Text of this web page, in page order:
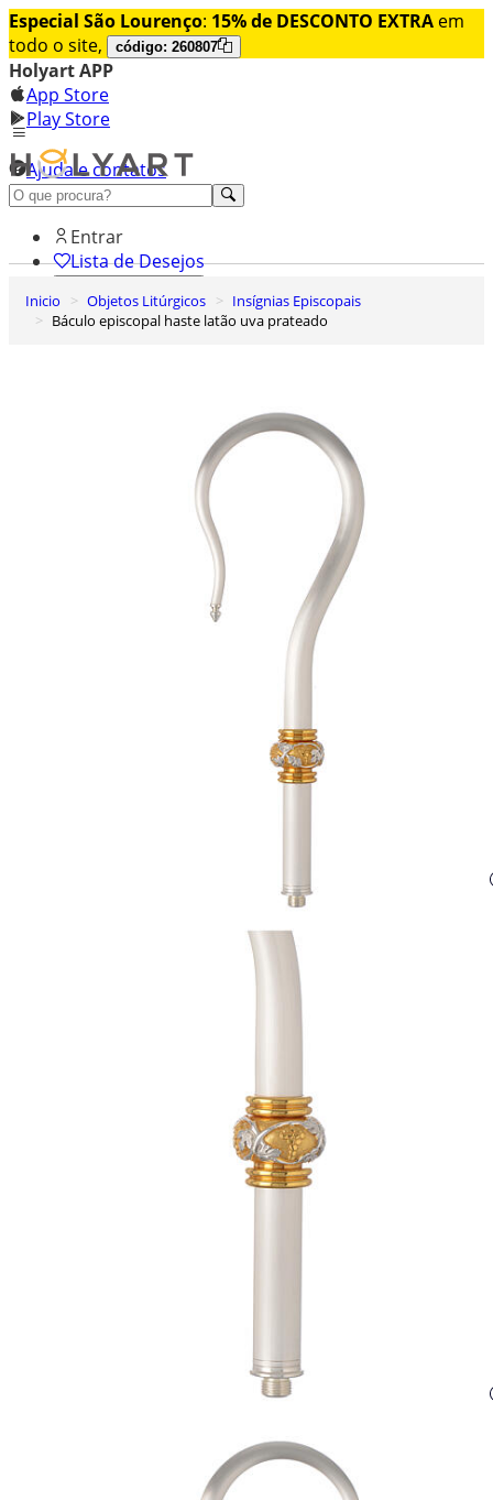
Especial São Lourenço: 15% de DESCONTO EXTRA em
todo o site,
código: 260807
Holyart APP
App Store
Play Store
Ajuda e contatos
Conheça premium
Entrar
Lista de Desejos
0
Carrinho de Compras
Inicio Objetos Litúrgicos
Insígnias Episcopais
Báculo episcopal haste latão uva prateado